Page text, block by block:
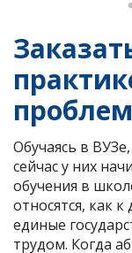
проблем
Обучаясь в
сейчас у них
обучения в
относятся, как
единые
трудом. Когда